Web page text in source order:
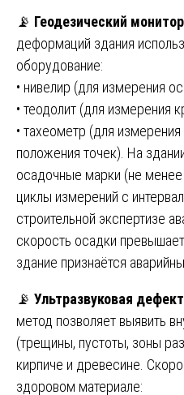
📡 Геодезический
деформаций здания
оборудование:
• нивелир (для измерения
• теодолит (для измерения
• тахеометр (для
положения точек). На
осадочные марки (не менее
циклы измерений с
строительной экспертизе
скорость осадки
здание признаётся
📡 Ультразвуковая
метод позволяет выявить
(трещины, пустоты, зоны
кирпиче и древесине.
здоровом материале: